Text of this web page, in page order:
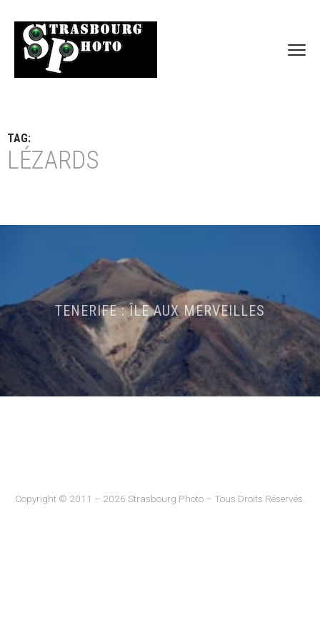
TAG:
LÉZARDS
TENERIFE : ÎLE AUX MERVEILLES
Copyright © 2011 – 2026 Strasbourg Photo – Tous Droits Réservés.